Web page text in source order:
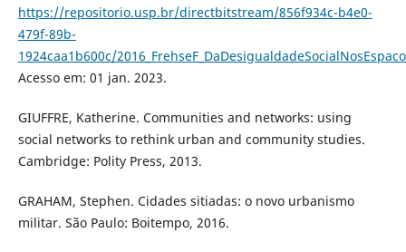
https://repositorio.usp.br/directbitstream/856f934c-b4e0-
479f-89b-
1924caa1b600c/
Acesso em: 01 jan. 2023.
GIUFFRE, Katherine. Communities and networks: using
social networks to rethink urban and community studies.
Cambridge: Polity Press, 2013.
GRAHAM, Stephen. Cidades sitiadas: o novo urbanismo
militar. São Paulo: Boitempo, 2016.